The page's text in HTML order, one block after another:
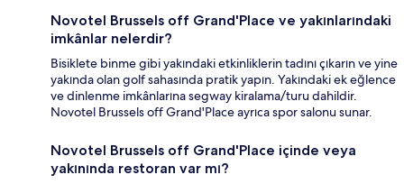
Novotel Brussels off Grand'Place ve yakınlarındaki
imkânlar nelerdir?
Bisiklete binme gibi yakındaki etkinliklerin tadını çıkarın ve yine
yakında olan golf sahasında pratik yapın. Yakındaki ek eğlence
ve dinlenme imkânlarına segway kiralama/turu dahildir.
Novotel Brussels off Grand'Place ayrıca spor salonu sunar.
Novotel Brussels off Grand'Place içinde veya
yakınında restoran var mı?